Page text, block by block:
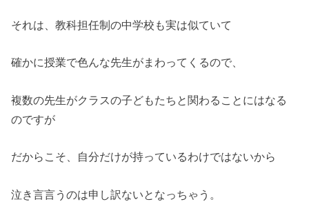
それは、教科担任制の中学校も実は似ていて
確かに授業で色んな先生がまわってくるので、
複数の先生がクラスの子どもたちと関わることにはなる
のですが
だからこそ、自分だけが持っているわけではないから
泣き言言うのは申し訳ないとなっちゃう。